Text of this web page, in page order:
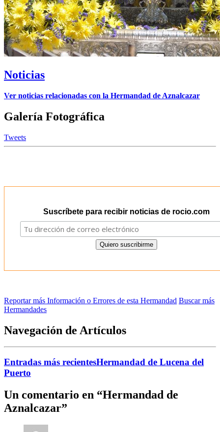
Noticias
Ver noticias relacionadas con la Hermandad de Aznalcazar
Galería Fotográfica
Tweets
Suscríbete para recibir noticias de rocio.com
Reportar más Información o Errores de esta Hermandad Buscar más
Hermandades
Navegación de Artículos
Entradas más recientesHermandad de Lucena del
Puerto
Un comentario en “Hermandad de
Aznalcazar”